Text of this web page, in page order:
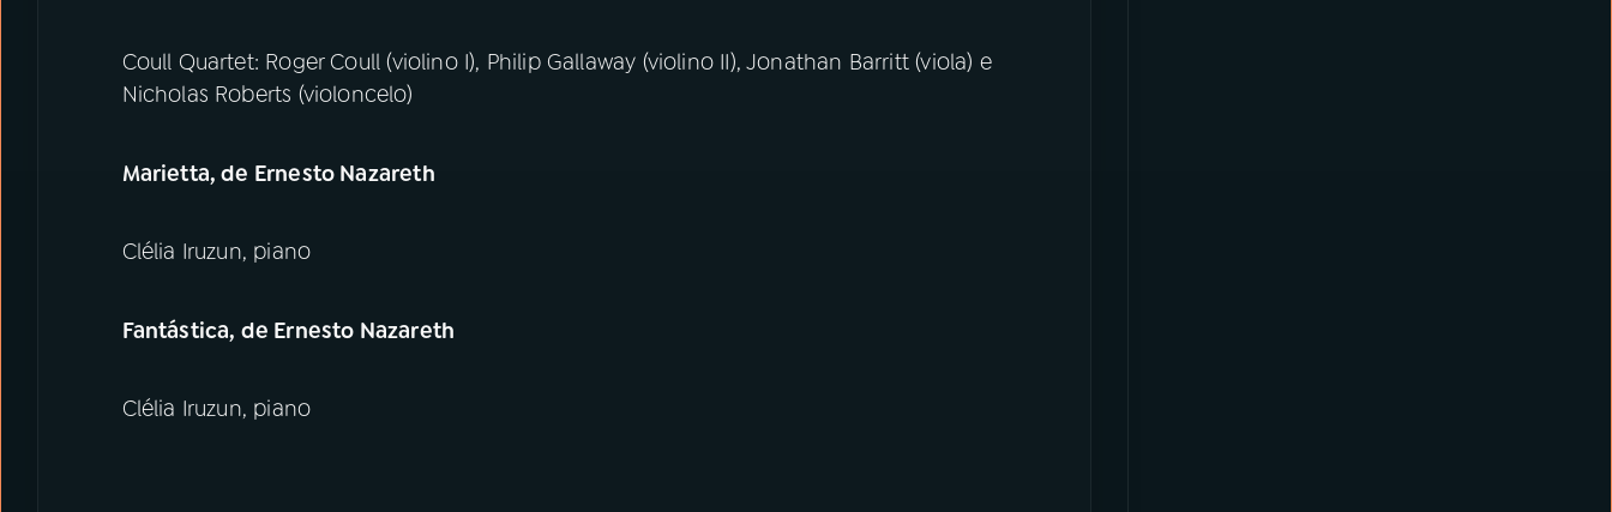
Coull Quartet: Roger Coull (violino I), Philip Gallaway (violino II), Jonathan Barritt (viola) e
Nicholas Roberts (violoncelo)
Marietta, de Ernesto Nazareth
Clélia Iruzun, piano
Fantástica, de Ernesto Nazareth
Clélia Iruzun, piano